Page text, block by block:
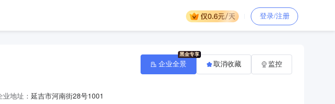
登录/注册
业地址： 延吉市河南街28号1001
企业全景 取消收藏 监控